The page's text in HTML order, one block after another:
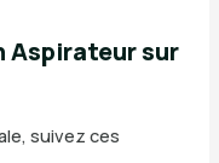
Aspirateur sur
suivez ces